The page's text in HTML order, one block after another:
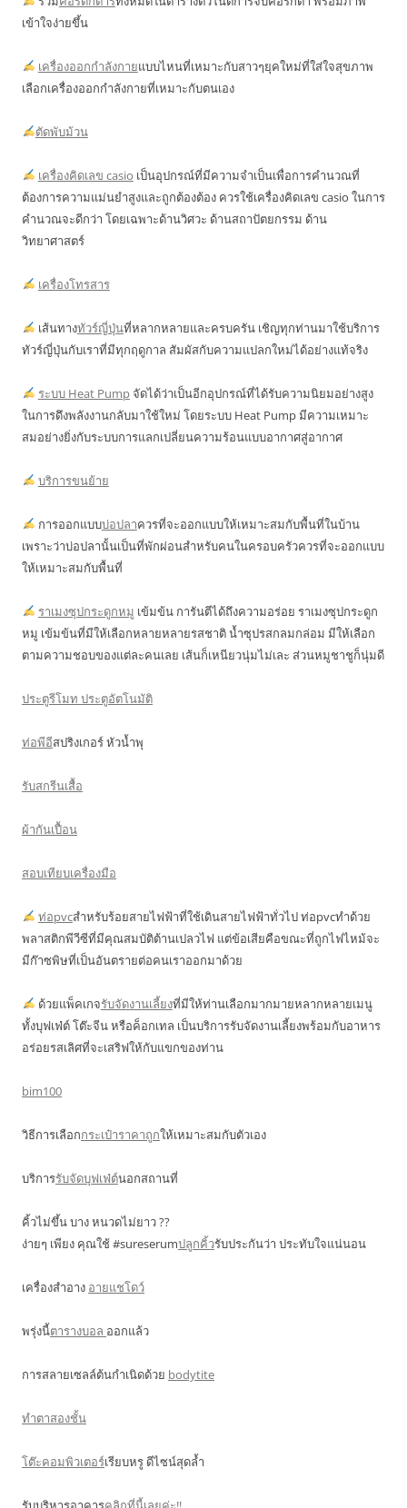
เข้าใจง่ายขึ้น
เครื่องออกกำลังกายแบบไหนที่เหมาะกับสาวๆยุคใหม่ที่ใส่ใจสุขภาพ
เลือกเครื่องออกกำลังกายที่เหมาะกับตนเอง
ตัดพับม้วน
เครื่องคิดเลข casio เป็นอุปกรณ์ที่มีความจำเป็นเพื่อการคำนวณที่
ต้องการความแม่นยำสูงและถูกต้องต้อง ควรใช้เครื่องคิดเลข casio ในการ
คำนวณจะดีกว่า โดยเฉพาะด้านวิศวะ ด้านสถาปัตยกรรม ด้าน
วิทยาศาสตร์
เครื่องโทรสาร
เส้นทางทัวร์ญี่ปุ่นที่หลากหลายและครบครัน เชิญทุกท่านมาใช้บริการ
ทัวร์ญี่ปุ่นกับเราที่มีทุกฤดูกาล สัมผัสกับความแปลกใหม่ได้อย่างแท้จริง
ระบบ Heat Pumpจัดได้ว่าเป็นอีกอุปกรณ์ที่ได้รับความนิยมอย่างสูง
ในการดึงพลังงานกลับมาใช้ใหม่ โดยระบบ Heat Pump มีความเหมาะ
สมอย่างยิ่งกับระบบการแลกเปลี่ยนความร้อนแบบอากาศสู่อากาศ
บริการขนย้าย
การออกแบบบ่อปลาควรที่จะออกแบบให้เหมาะสมกับพื้นที่ในบ้าน
เพราะว่าบ่อปลานั้นเป็นที่พักผ่อนสำหรับคนในครอบครัวควรที่จะออกแบบ
ให้เหมาะสมกับพื้นที่
ราเมงซุปกระดูกหมู เข้มข้น การันตีได้ถึงความอร่อย ราเมงซุปกระดูก
หมู เข้มข้นที่มีให้เลือกหลายหลายรสชาติ น้ำซุปรสกลมกล่อม มีให้เลือก
ตามความชอบของแต่ละคนเลย เส้นก็เหนียวนุ่มไม่เละ ส่วนหมูชาชูก็นุ่มดี
ประตูรีโมท ประตูอัตโนมัติ
ท่อพีอีสปริงเกอร์ หัวน้ำพุ
รับสกรีนเสื้อ
ผ้ากันเปื้อน
สอบเทียบเครื่องมือ
ท่อpvcสำหรับร้อยสายไฟฟ้าที่ใช้เดินสายไฟฟ้าทั่วไป ท่อpvcทำด้วย
พลาสติกพีวีซีที่มีคุณสมบัติต้านเปลวไฟ แต่ข้อเสียคือขณะที่ถูกไฟไหม้จะ
มีก๊าซพิษที่เป็นอันตรายต่อคนเราออกมาด้วย
ด้วยแพ็คเกจรับจัดงานเลี้ยงที่มีให้ท่านเลือกมากมายหลากหลายเมนู
ทั้งบุฟเฟ่ต์ โต๊ะจีน หรือค็อกเทล เป็นบริการรับจัดงานเลี้ยงพร้อมกับอาหาร
อร่อยรสเลิศที่จะเสริฟให้กับแขกของท่าน
bim100
วิธีการเลือกกระเป๋าราคาถูกให้เหมาะสมกับตัวเอง
บริการรับจัดบุฟเฟ่ต์นอกสถานที่
คิ้วไม่ขึ้น บาง หนวดไม่ยาว ??
ง่ายๆ เพียง คุณใช้ #sureserumปลูกคิ้วรับประกันว่า ประทับใจแน่นอน
เครื่องสำอาง อายแชโดว์
พรุ่งนี้ตารางบอล ออกแล้ว
การสลายเซลล์ต้นกำเนิดด้วย bodytite
ทำตาสองชั้น
โต๊ะคอมพิวเตอร์เรียบหรู ดีไซน์สุดล้ำ